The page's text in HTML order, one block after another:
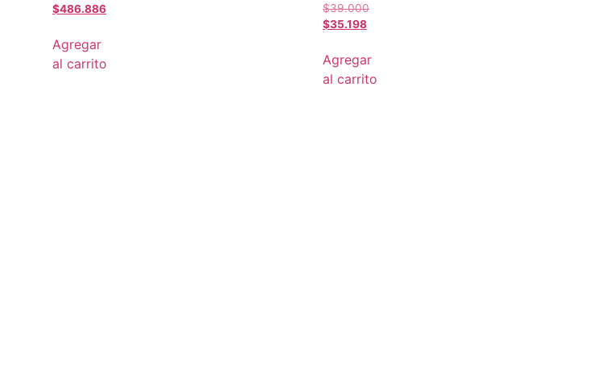
$486.886
Agregar
al carrito
$39.000
$35.198
Agregar
al carrito